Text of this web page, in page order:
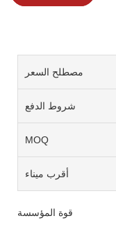
مصطلح السعر
شروط الدفع
MOQ
أقرب ميناء
قوة المؤسسة